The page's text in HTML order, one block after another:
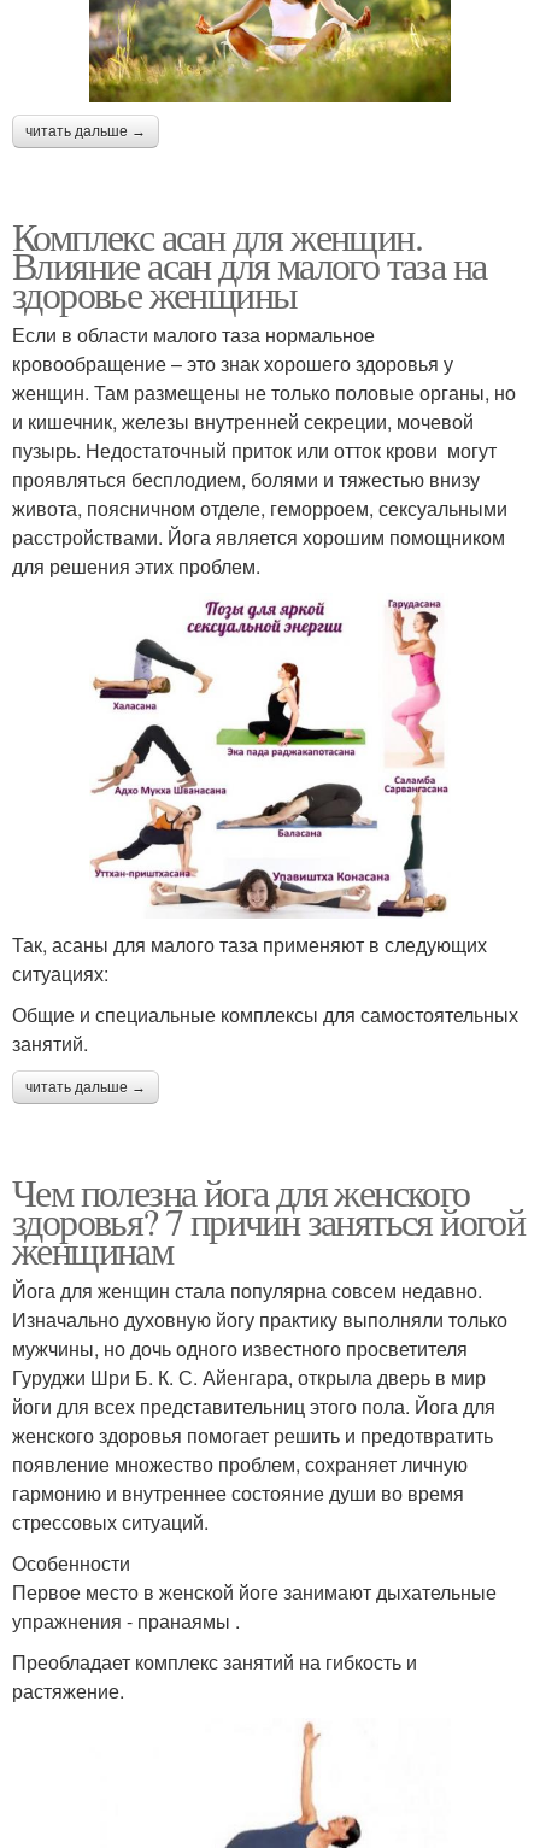
читать дальше →
Комплекс асан для женщин.
Влияние асан для малого таза на
здоровье женщины
Если в области малого таза нормальное
кровообращение – это знак хорошего здоровья у
женщин. Там размещены не только половые органы, но
и кишечник, железы внутренней секреции, мочевой
пузырь. Недостаточный приток или отток крови могут
проявляться бесплодием, болями и тяжестью внизу
живота, поясничном отделе, геморроем, сексуальными
расстройствами. Йога является хорошим помощником
для решения этих проблем.
Так, асаны для малого таза применяют в следующих
ситуациях:
Общие и специальные комплексы для самостоятельных
занятий.
читать дальше →
Чем полезна йога для женского
здоровья? 7 причин заняться йогой
женщинам
Йога для женщин стала популярна совсем недавно.
Изначально духовную йогу практику выполняли только
мужчины, но дочь одного известного просветителя
Гуруджи Шри Б. К. С. Айенгара, открыла дверь в мир
йоги для всех представительниц этого пола. Йога для
женского здоровья помогает решить и предотвратить
появление множество проблем, сохраняет личную
гармонию и внутреннее состояние души во время
стрессовых ситуаций.
Особенности
Первое место в женской йоге занимают дыхательные
упражнения - пранаямы .
Преобладает комплекс занятий на гибкость и
растяжение.